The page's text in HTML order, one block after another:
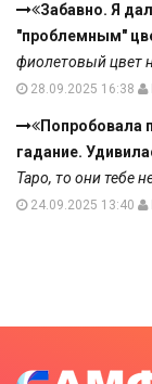
Забавно. Я
"проблемным"
фиолетовый цвет
28.09.2025 16:38
Попробовала
гадание.
Таро, то они тебе
24.09.2025 13:40